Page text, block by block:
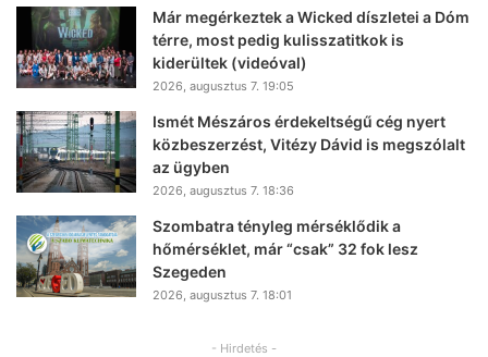
Már megérkeztek a Wicked díszletei a Dóm
térre, most pedig kulisszatitkok is
kiderültek (videóval)
2026, augusztus 7. 19:05
Ismét Mészáros érdekeltségű cég nyert
közbeszerzést, Vitézy Dávid is megszólalt
az ügyben
2026, augusztus 7. 18:36
Szombatra tényleg mérséklődik a
hőmérséklet, már “csak” 32 fok lesz
Szegeden
2026, augusztus 7. 18:01
- Hirdetés -